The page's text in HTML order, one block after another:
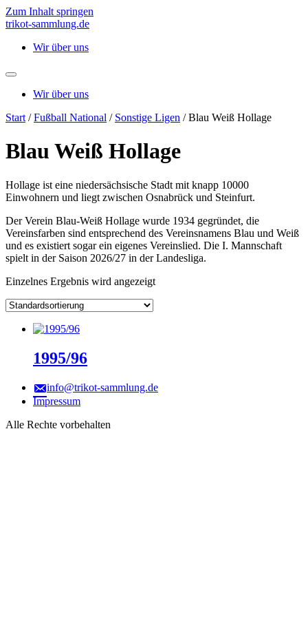
Zum Inhalt springen
trikot-sammlung.de
Wir über uns
Wir über uns
Start /Fußball National / Sonstige Ligen / Blau Weiß Hollage
Blau Weiß Hollage
Hollage ist eine niedersächsische Stadt mit knapp 10000
Einwohnern und liegt zwischen Osnabrück und Steinfurt.
Der Verein Blau-Weiß Hollage wurde 1934 gegründet, die
Vereinsfarben sind entsprechend des Vereinsnamens Blau und Weiß
und es existiert sogar ein eigenes Vereinslied. Die I. Mannschaft
spielt in der Saison 2026/27 in der Landesliga.
Einzelnes Ergebnis wird angezeigt
1995/96
info@trikot-sammlung.de
Impressum
Alle Rechte vorbehalten